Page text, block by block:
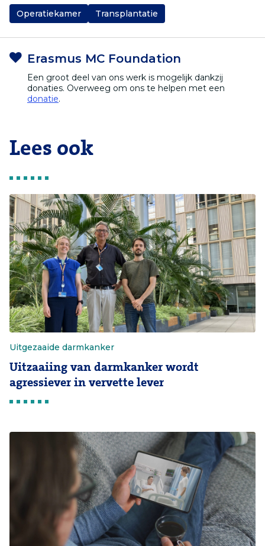
Operatiekamer Transplantatie
Erasmus MC Foundation
Een groot deel van ons werk is mogelijk dankzij
donaties. Overweeg om ons te helpen met een
donatie.
Lees ook
Uitgezaaide darmkanker
Uitzaaiing van darmkanker wordt
agressiever in vervette lever